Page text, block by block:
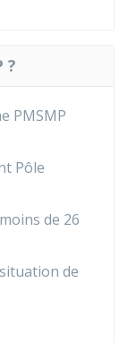
?
PMSMP
Pôle
de 26
de